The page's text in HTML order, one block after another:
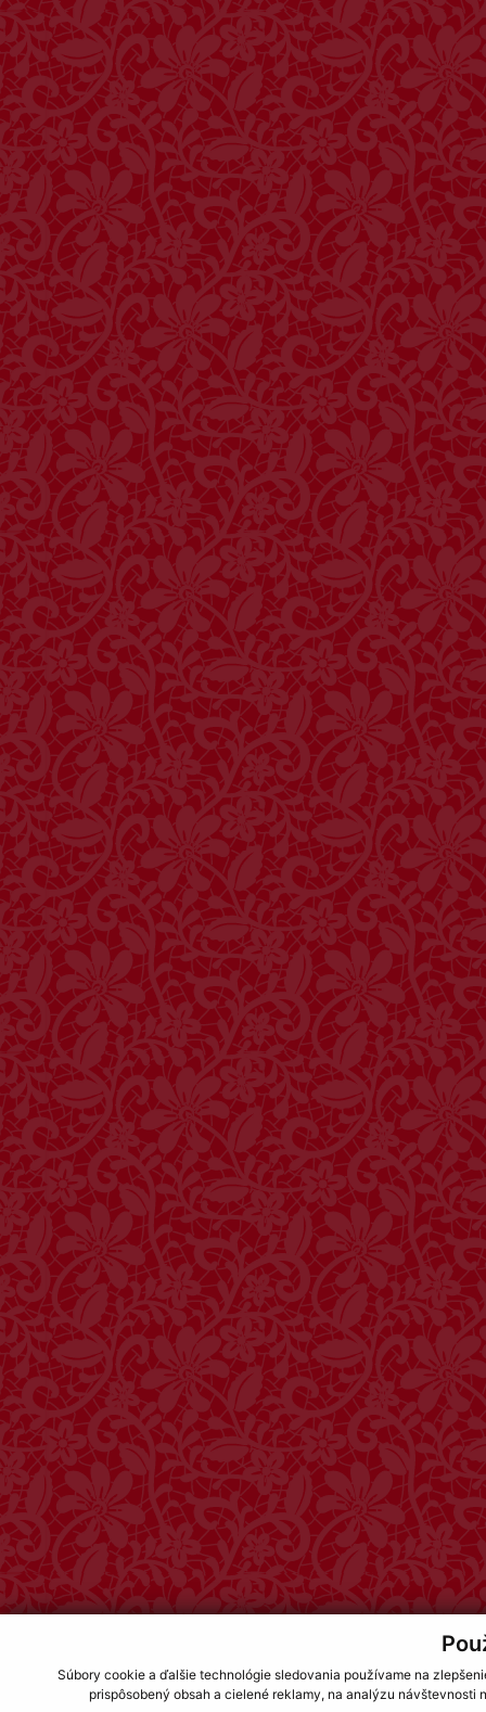
Súbory cookie a ďalšie technológie sledovania používame na
prispôsobený obsah a cielené reklamy, na analýzu